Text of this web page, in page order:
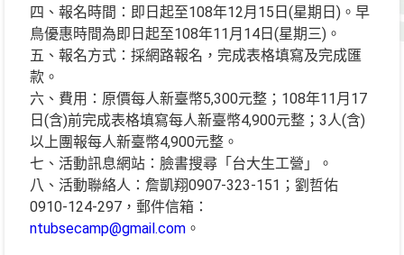
四、報名時間：即日起至108年12月15日(星期日)。早
鳥優惠時間為即日起至108年11月14日(星期三)。
五、報名方式：採網路報名，完成表格填寫及完成匯
款。
六、費用：原價每人新臺幣5,300元整；108年11月17
日(含)前完成表格填寫每人新臺幣4,900元整；3人(含)
以上團報每人新臺幣4,900元整。
七、活動訊息網站：臉書搜尋「台大生工營」。
八、活動聯絡人：詹凱翔0907-323-151；劉哲佑
0910-124-297，郵件信箱：
ntubsecamp@gmail.com 。